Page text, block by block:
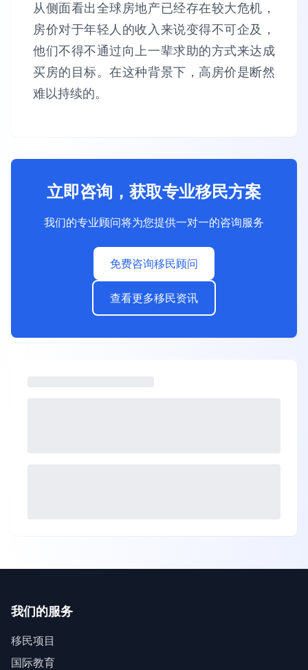
从侧面看出全球房地产已经存在较大危机，
房价对于年轻人的收入来说变得不可企及，
他们不得不通过向上一辈求助的方式来达成
买房的目标。在这种背景下，高房价是断然
难以持续的。
立即咨询，获取专业移民方案
我们的专业顾问将为您提供一对一的咨询服务
免费咨询移民顾问
查看更多移民资讯
我们的服务
移民项目
国际教育